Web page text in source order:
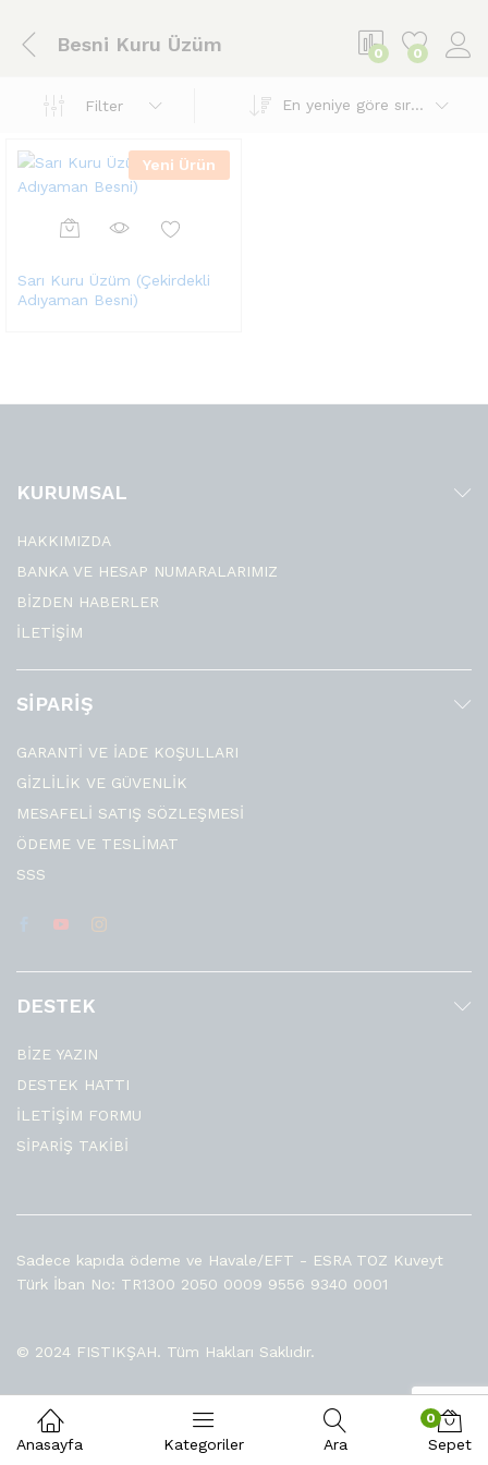
Besni Kuru Üzüm 0 0
Filter En yeniye göre sırala
Yeni Ürün
Sarı Kuru Üzüm (Çekirdekli
Adıyaman Besni)
KURUMSAL
HAKKIMIZDA
BANKA VE HESAP NUMARALARIMIZ
BİZDEN HABERLER
İLETİŞİM
SİPARİŞ
GARANTİ VE İADE KOŞULLARI
GİZLİLİK VE GÜVENLİK
MESAFELİ SATIŞ SÖZLEŞMESİ
ÖDEME VE TESLİMAT
SSS
DESTEK
BİZE YAZIN
DESTEK HATTI
İLETİŞİM FORMU
SİPARİŞ TAKİBİ
© 2024 FISTIKŞAH. Tüm Hakları Saklıdır.
Sadece kapıda ödeme ve Havale/EFT - ESRA TOZ Kuveyt
Türk İban No: TR1300 2050 0009 9556 9340 0001
Anasayfa Kategoriler Ara
0
Sepet